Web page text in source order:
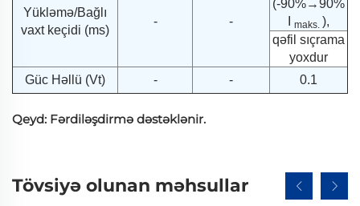
Yükləmə/Bağlı
vaxt keçidi (ms)
- -
(-90%→90%
maks. ),
qəfil sıçrama
yoxdur
Güc Həllü (Vt)
- - 0.1
Qeyd: Fərdiləşdirmə dəstəklənir.
Tövsiyə olunan məhsullar